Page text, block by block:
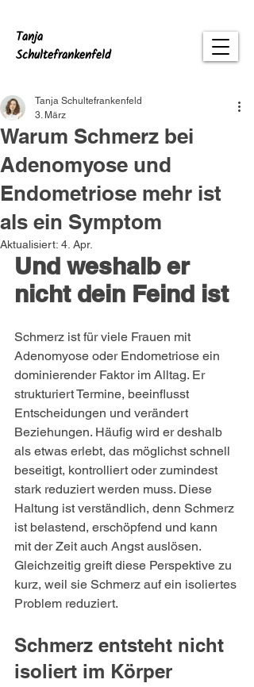
Tanja
Schultefrankenfeld
Warum Schmerz bei
Adenomyose und
Endometriose mehr ist
als ein Symptom
Tanja Schultefrankenfeld
3. März
Aktualisiert: 4. Apr.
Und weshalb er
nicht dein Feind ist
Schmerz ist für viele Frauen mit
Adenomyose oder Endometriose ein
dominierender Faktor im Alltag. Er
strukturiert Termine, beeinflusst
Entscheidungen und verändert
Beziehungen. Häufig wird er deshalb
als etwas erlebt, das möglichst schnell
beseitigt, kontrolliert oder zumindest
stark reduziert werden muss. Diese
Haltung ist verständlich, denn Schmerz
ist belastend, erschöpfend und kann
mit der Zeit auch Angst auslösen.
Gleichzeitig greift diese Perspektive zu
kurz, weil sie Schmerz auf ein isoliertes
Problem reduziert.
Schmerz entsteht nicht
isoliert im Körper